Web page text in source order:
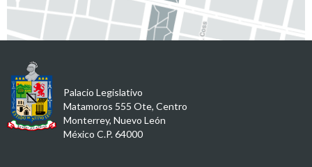
Palacio Legislativo
Matamoros 555 Ote, Centro
Monterrey, Nuevo León
México C.P. 64000